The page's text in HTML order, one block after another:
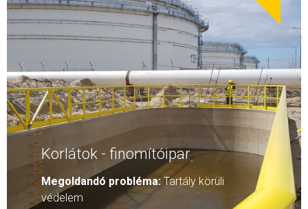
Korlátok - finomítóipar
Megoldandó probléma:Tartály körüli
védelem